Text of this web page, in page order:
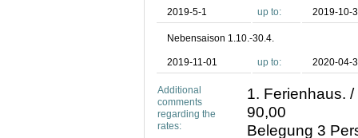
2019-5-1 up to: 2019-10-
Nebensaison 1.10.-30.4.
2019-11-01 up to: 2020-04-
Additional
comments
regarding the
rates:
1. Ferienhaus.
90,00
Belegung 3